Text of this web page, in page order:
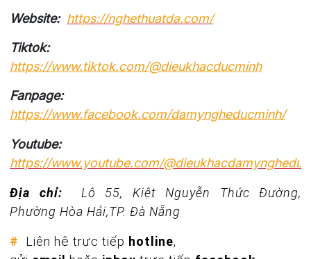
Website: https://nghethuatda.com/
Tiktok:
https://www.tiktok.com/@dieukhacducminh
Fanpage:
https://www.facebook.com/damyngheducminh/
Youtube:
https://www.youtube.com/
Địa chỉ: Lô 55, Kiệt Nguyễn Thức Đường,
Phường Hòa Hải,TP. Đà Nẵng
# Liên hệ trực tiếp hotline,